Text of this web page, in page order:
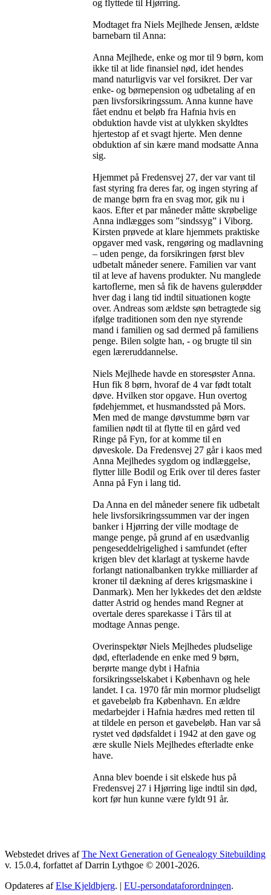
og flyttede til Hjørring.
Modtaget fra Niels Mejlhede Jensen, ældste
barnebarn til Anna:
Anna Mejlhede, enke og mor til 9 børn, kom
ikke til at lide finansiel nød, idet hendes
mand naturligvis var vel forsikret. Der var
enke- og børnepension og udbetaling af en
pæn livsforsikringssum. Anna kunne have
fået endnu et beløb fra Hafnia hvis en
obduktion havde vist at ulykken skyldtes
hjertestop af et svagt hjerte. Men denne
obduktion af sin kære mand modsatte Anna
sig.
Hjemmet på Fredensvej 27, der var vant til
fast styring fra deres far, og ingen styring af
de mange børn fra en svag mor, gik nu i
kaos. Efter et par måneder måtte skrøbelige
Anna indlægges som ”sindssyg” i Viborg.
Kirsten prøvede at klare hjemmets praktiske
opgaver med vask, rengøring og madlavning
– uden penge, da forsikringen først blev
udbetalt måneder senere. Familien var vant
til at leve af havens produkter. Nu manglede
kartoflerne, men så fik de havens gulerødder
hver dag i lang tid indtil situationen kogte
over. Andreas som ældste søn betragtede sig
ifølge traditionen som den nye styrende
mand i familien og sad dermed på familiens
penge. Bilen solgte han, - og brugte til sin
egen læreruddannelse.
Niels Mejlhede havde en storesøster Anna.
Hun fik 8 børn, hvoraf de 4 var født totalt
døve. Hvilken stor opgave. Hun overtog
fødehjemmet, et husmandssted på Mors.
Men med de mange døvstumme børn var
familien nødt til at flytte til en gård ved
Ringe på Fyn, for at komme til en
døveskole. Da Fredensvej 27 går i kaos med
Anna Mejlhedes sygdom og indlæggelse,
flytter lille Bodil og Erik over til deres faster
Anna på Fyn i lang tid.
Da Anna en del måneder senere fik udbetalt
hele livsforsikringssummen var der ingen
banker i Hjørring der ville modtage de
mange penge, på grund af en usædvanlig
pengeseddelrigelighed i samfundet (efter
krigen blev det klarlagt at tyskerne havde
forlangt nationalbanken trykke milliarder af
kroner til dækning af deres krigsmaskine i
Danmark). Men her lykkedes det den ældste
datter Astrid og hendes mand Regner at
overtale deres sparekasse i Tårs til at
modtage Annas penge.
Overinspektør Niels Mejlhedes pludselige
død, efterladende en enke med 9 børn,
berørte mange dybt i Hafnia
forsikringsselskabet i København og hele
landet. I ca. 1970 får min mormor pludseligt
et gavebeløb fra København. En ældre
medarbejder i Hafnia hædres med retten til
at tildele en person et gavebeløb. Han var så
rystet ved dødsfaldet i 1942 at den gave og
ære skulle Niels Mejlhedes efterladte enke
have.
Anna blev boende i sit elskede hus på
Fredensvej 27 i Hjørring lige indtil sin død,
kort før hun kunne være fyldt 91 år.
Webstedet drives afThe Next Generation of Genealogy Sitebuilding
v. 15.0.4, forfattet af Darrin Lythgoe © 2001-2026.
Opdateres afElse Kjeldbjerg. | EU-persondataforordningen.